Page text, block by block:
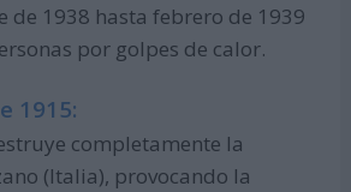
de 1938 hasta febrero de 1939
por golpes de calor.
1915:
completamente la
(Italia), provocando la